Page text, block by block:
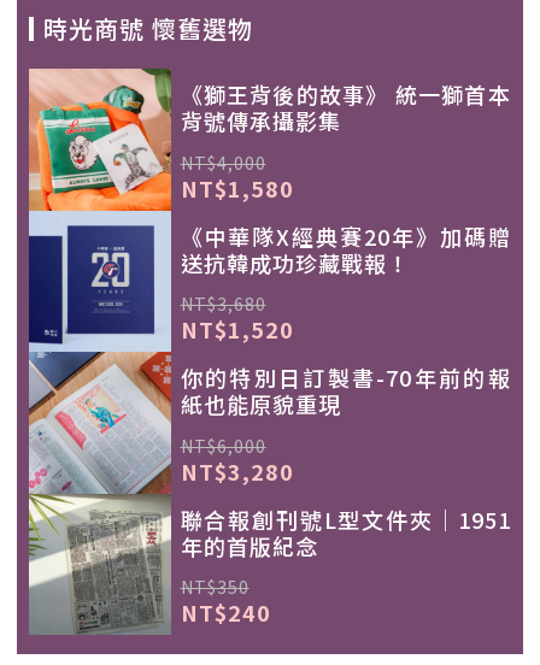
時光商號 懷舊選物
《獅王背後的故事》 統一獅首本
背號傳承攝影集
NT$4,000
NT$1,580
《中華隊X經典賽20年》加碼贈
送抗韓成功珍藏戰報！
NT$3,680
NT$1,520
你的特別日訂製書-70年前的報
紙也能原貌重現
NT$6,000
NT$3,280
聯合報創刊號L型文件夾｜1951
年的首版紀念
NT$350
NT$240